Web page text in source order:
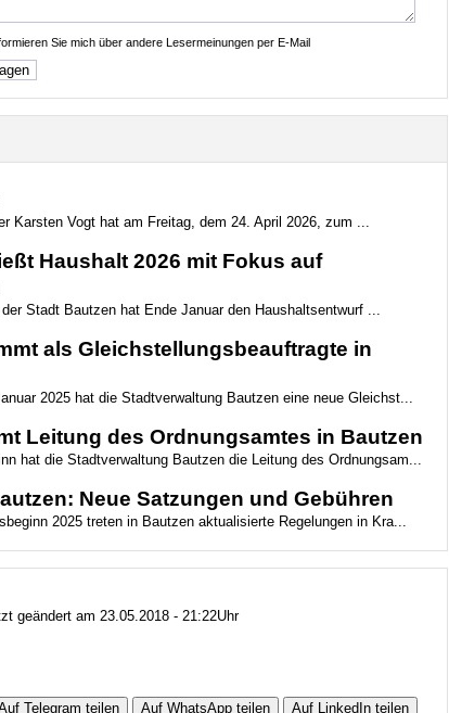
Sie mich über andere Lesermeinungen per E-Mail
Karsten Vogt hat am Freitag, dem 24. April 2026, zum ...
Haushalt 2026 mit Fokus auf
Stadt Bautzen hat Ende Januar den Haushaltsentwurf ...
als Gleichstellungsbeauftragte in
2025 hat die Stadtverwaltung Bautzen eine neue Gleichst...
Leitung des Ordnungsamtes in Bautzen
hat die Stadtverwaltung Bautzen die Leitung des Ordnungsam...
Neue Satzungen und Gebühren
2025 treten in Bautzen aktualisierte Regelungen in Kra...
geändert am 23.05.2018 - 21:22Uhr
Telegram teilen Auf WhatsApp teilen Auf LinkedIn teilen